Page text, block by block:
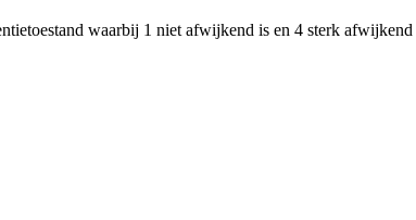
waarbij 1 niet afwijkend is en 4 sterk afwijkend